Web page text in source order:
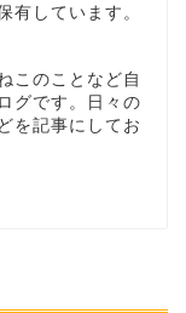
有しています。
このことなど自
グです。日々の
を記事にしてお